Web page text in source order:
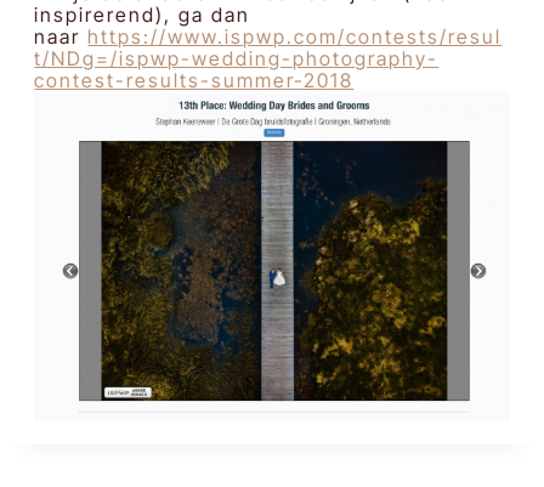
inspirerend), ga dan
naar https://www.ispwp.com/contests/resul
t/NDg=/ispwp-wedding-photography-
contest-results-summer-2018